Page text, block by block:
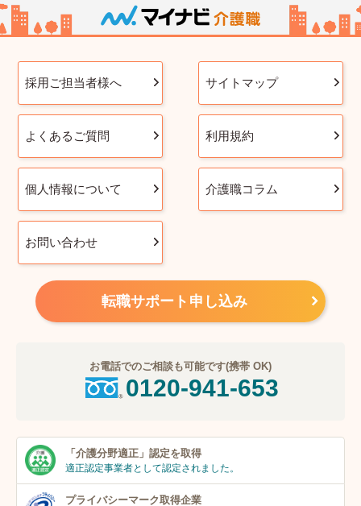
採用ご担当者様へ サイトマップ
よくあるご質問 利用規約
個人情報について 介護職コラム
お問い合わせ
転職サポート申し込み
お電話でのご相談も可能です(携帯 OK)
0120-941-653
「介護分野適正」 認定を取得
適正認定事業者として認定されました。
プライバシーマーク取得企業